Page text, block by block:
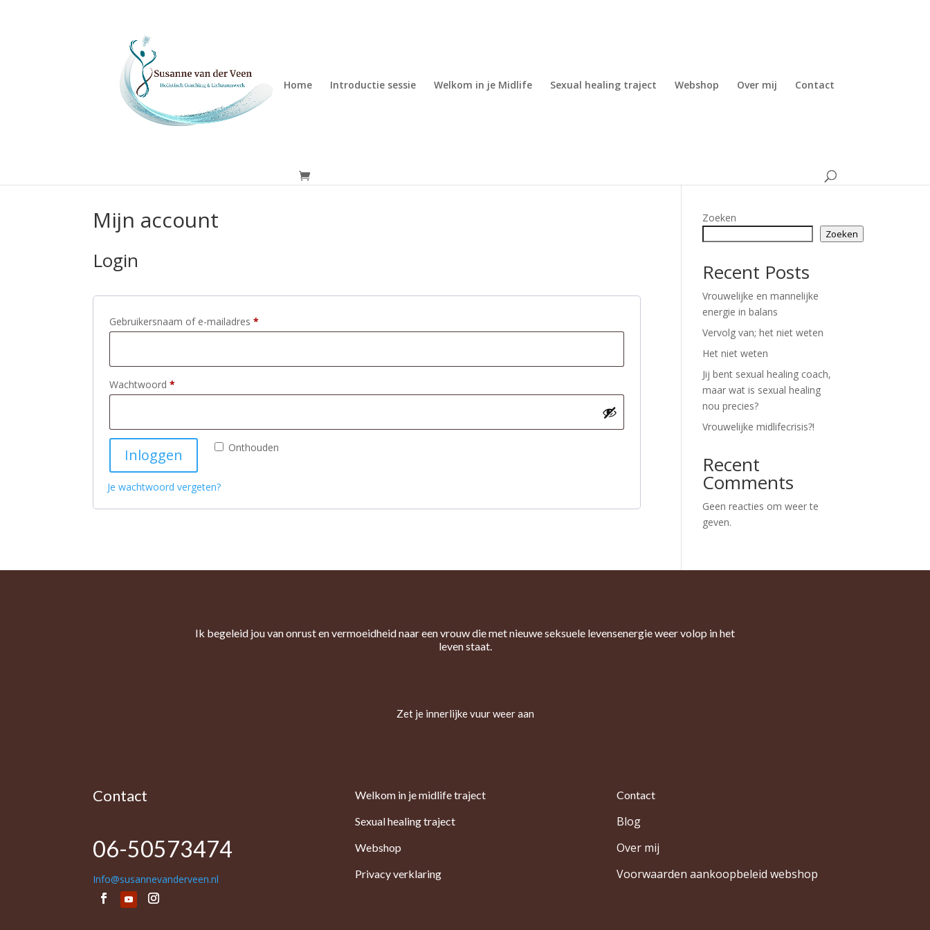
Home Introductie sessie Welkom in je Midlife Sexual healing traject Webshop Over mij Contact
Mijn account
Login
Gebruikersnaam of e-mailadres*
Wachtwoord*
Onthouden
Inloggen
Je wachtwoord vergeten?
Zoeken
Zoeken
Recent Posts
Vrouwelijke en mannelijke
energie in balans
Vervolg van; het niet weten
Het niet weten
Jij bent sexual healing coach,
maar wat is sexual healing
nou precies?
Vrouwelijke midlifecrisis?!
Recent
Comments
Geen reacties om weer te
geven.
Ik begeleid jou van onrust en vermoeidheid naar een vrouw die met nieuwe seksuele levensenergie weer volop in het
leven staat.
Zet je innerlijke vuur weer aan
Contact
06-50573474
Info@susannevanderveen.nl
Welkom in je midlife traject
Sexual healing traject
Webshop
Privacy verklaring
Contact
Blog
Over mij
Voorwaarden aankoopbeleid webshop